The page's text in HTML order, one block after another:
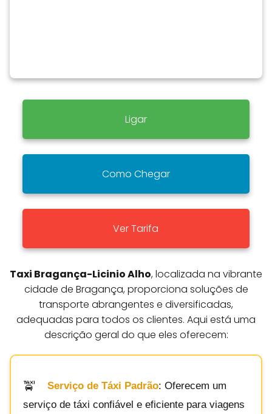
Ligar
Como Chegar
Ver Tarifa
Taxi Bragança-Licinio Alho, localizada na vibrante
cidade de Bragança, proporciona soluções de
transporte abrangentes e diversificadas,
adequadas para todos os clientes. Aqui está uma
descrição geral do que eles oferecem:
Serviço de Táxi Padrão: Oferecem um
serviço de táxi confiável e eficiente para viagens